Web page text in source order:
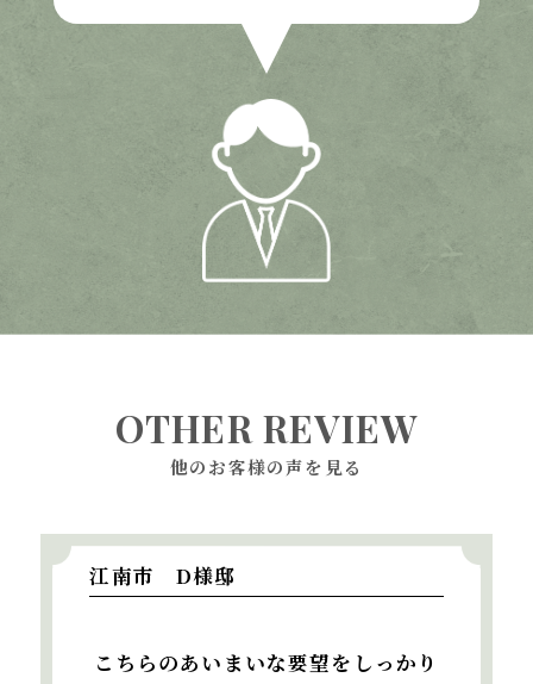
OTHER REVIEW
他のお客様の声を見る
江南市 D様邸
こちらのあいまいな要望をしっかり